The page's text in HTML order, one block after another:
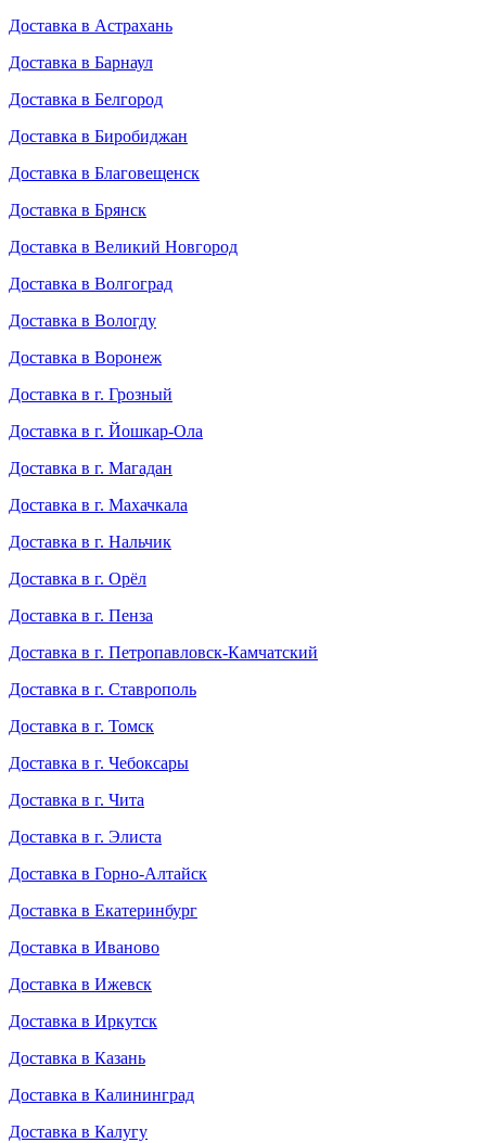
Доставка в Астрахань
Доставка в Барнаул
Доставка в Белгород
Доставка в Биробиджан
Доставка в Благовещенск
Доставка в Брянск
Доставка в Великий Новгород
Доставка в Волгоград
Доставка в Вологду
Доставка в Воронеж
Доставка в г. Грозный
Доставка в г. Йошкар-Ола
Доставка в г. Магадан
Доставка в г. Махачкала
Доставка в г. Нальчик
Доставка в г. Орёл
Доставка в г. Пенза
Доставка в г. Петропавловск-Камчатский
Доставка в г. Ставрополь
Доставка в г. Томск
Доставка в г. Чебоксары
Доставка в г. Чита
Доставка в г. Элиста
Доставка в Горно-Алтайск
Доставка в Екатеринбург
Доставка в Иваново
Доставка в Ижевск
Доставка в Иркутск
Доставка в Казань
Доставка в Калининград
Доставка в Калугу